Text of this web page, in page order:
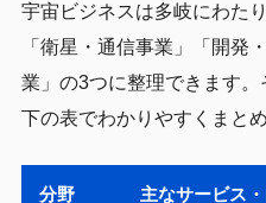
宇宙ビジネスは多岐にわた
「衛星・通信事業」「開発
業」の3つに整理できます。
下の表でわかりやすくまとめ
分野 主なサービス